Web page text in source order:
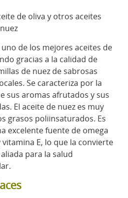
de oliva y otros aceites
de los mejores aceites de
gracias a la calidad de
de nuez de sabrosas
Se caracteriza por la
sus aromas afrutados y sus
El aceite de nuez es muy
grasos poliinsaturados. Es
excelente fuente de omega
vitamina E, lo que la convierte
para la salud